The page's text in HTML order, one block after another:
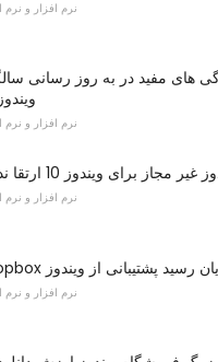
نرم افزار و نرم
های مفید در به روز رسانی
ویندوز 10
نرم افزار و نرم
غیر مجاز برای ویندوز 10 ارتقا ندارد
نرم افزار و نرم
نرم افزار و نرم